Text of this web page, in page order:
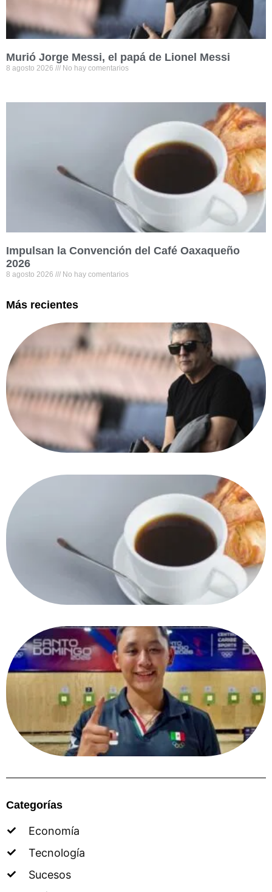
Murió Jorge Messi, el papá de Lionel Messi
8 agosto 2026 No hay comentarios
Impulsan la Convención del Café Oaxaqueño
2026
8 agosto 2026 No hay comentarios
Más recientes
Categorías
Economía
Tecnología
Sucesos